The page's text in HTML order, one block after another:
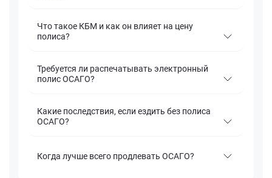
Что такое КБМ и как он влияет на цену
полиса?
Требуется ли распечатывать электронный
полис ОСАГО?
Какие последствия, если ездить без полиса
ОСАГО?
Когда лучше всего продлевать ОСАГО?